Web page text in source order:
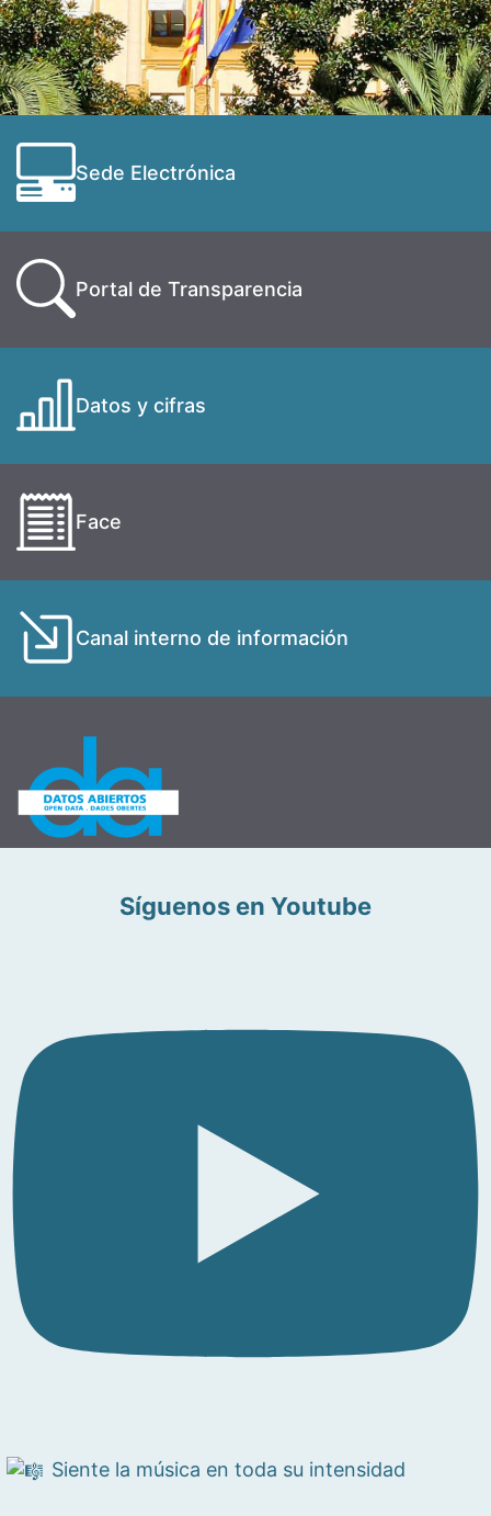
Sede Electrónica
Portal de Transparencia
Datos y cifras
Face
Canal interno de información
Síguenos en Youtube
Siente la música en toda su intensidad